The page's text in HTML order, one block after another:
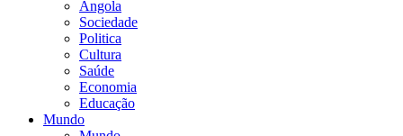
Angola
Sociedade
Politica
Cultura
Saúde
Economia
Educação
Mundo